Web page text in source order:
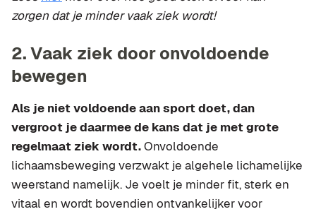
zorgen dat je minder vaak ziek wordt!
2. Vaak ziek door onvoldoende
bewegen
Als je niet voldoende aan sport doet, dan
vergroot je daarmee de kans dat je met grote
regelmaat ziek wordt.Onvoldoende
lichaamsbeweging verzwakt je algehele lichamelijke
weerstand namelijk. Je voelt je minder fit, sterk en
vitaal en wordt bovendien ontvankelijker voor